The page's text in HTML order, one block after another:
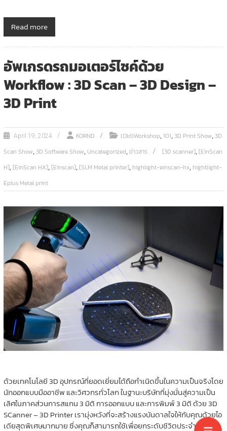
Read more
อัพเกรดรถมอเตอร์ไซค์ด้วย
Workflow : 3D Scan – 3D Design –
3D Print
April 19, 2024 KORND (Old)Workshop,101,3D Print Show,3D
Scan Show,3D Software Show, Uncategorized,ข่าวสาร [3D scanner],[EinScan
H],[EinScan HX],[Einscan],[SLM Metal printer], highlight-einscan-hx, hightlight-
Eplus Metal print
ด้วยเทคโนโลยี 3D อุปกรณ์ที่ยอดเยี่ยมได้ถือกำเนิดขึ้นในความเป็นจริงโดย
นักออกแบบมืออาชีพ และวิศวกรทั่วโลก ในฐานะบริษัทที่มุ่งมั่นสู่ความเป็น
เลิศในภาคส่วนการสแกน 3 มิติ การออกแบบ และการพิมพ์ 3 มิติ ด้วย 3D
SCanner – 3D Printer เรามุ่งหวังที่จะสร้างแรงบันดาลใจให้กับคุณด้วยไอ
เดียสุดพิเศษมากมาย ซึ่งคุณก็สามารถใช้เพื่อยกระดับชีวิตประจำวันของ